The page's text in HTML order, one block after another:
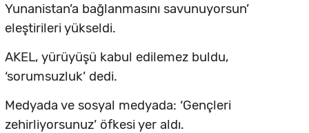
Yunanistan’a bağlanmasını savunuyorsun’
eleştirileri yükseldi.
AKEL, yürüyüşü kabul edilemez buldu,
‘sorumsuzluk’ dedi.
Medyada ve sosyal medyada: ‘Gençleri
zehirliyorsunuz’ öfkesi yer aldı.